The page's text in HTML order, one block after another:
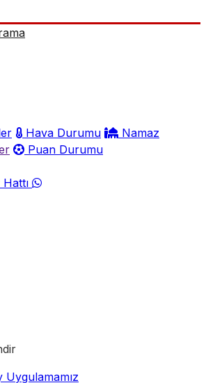
Hava Durumu
Namaz
Puan Durumu